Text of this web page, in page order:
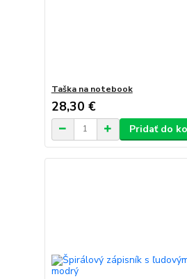
Taška na notebook
28,30 €
Pridať do